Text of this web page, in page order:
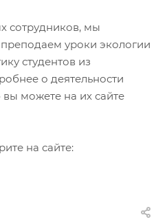
сотрудников, мы
уроки экологии
студентов из
о деятельности
можете на их сайте
на сайте: